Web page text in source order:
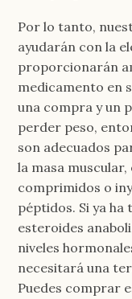
Por lo tanto,
ayudarán con la
proporcionarán
medicamento en
una compra y un
perder peso,
son adecuados
la masa
comprimidos o
péptidos. Si ya
esteroides
niveles
necesitará una
Puedes comprar